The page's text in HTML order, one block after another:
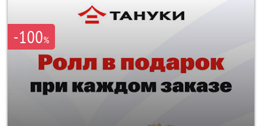
-100%